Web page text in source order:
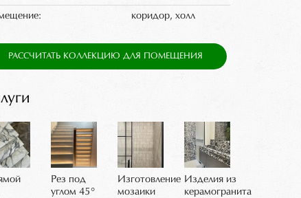
коридор, холл
РАССЧИТАТЬ КОЛЛЕКЦИЮ ДЛЯ ПОМЕЩЕНИЯ
Рез под
углом 45°
Изготовление
мозаики
Изделия из
керамогранита